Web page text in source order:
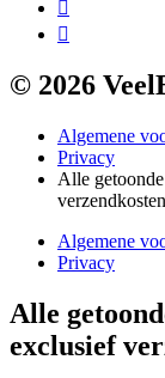
© 2026
Algemene
Privacy
Alle
verzendkosten
Algemene
Privacy
Alle
exclusief